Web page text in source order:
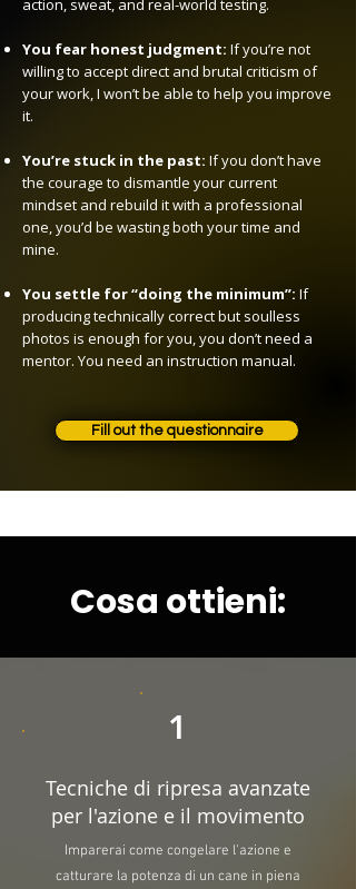
action, sweat, and real-world testing.
You fear honest judgment: If you’re not
willing to accept direct and brutal criticism of
your work, I won’t be able to help you improve
it.
You’re stuck in the past: If you don’t have
the courage to dismantle your current
mindset and rebuild it with a professional
one, you’d be wasting both your time and
mine.
You settle for “doing the minimum”: If
producing technically correct but soulless
photos is enough for you, you don’t need a
mentor. You need an instruction manual.
Fill out the questionnaire
Cosa ottieni:
1
Tecniche di ripresa avanzate
per l'azione e il movimento
Imparerai come congelare l'azione e
catturare la potenza di un cane in piena